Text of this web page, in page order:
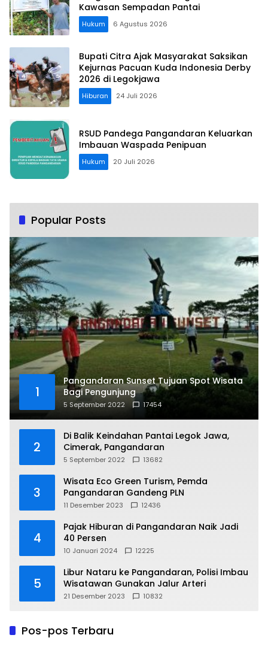
Kawasan Sempadan Pantai
Hukum 6 Agustus 2026
Bupati Citra Ajak Masyarakat Saksikan
Kejurnas Pacuan Kuda Indonesia Derby
2026 di Legokjawa
Hiburan 24 Juli 2026
RSUD Pandega Pangandaran Keluarkan
Imbauan Waspada Penipuan
Hukum 20 Juli 2026
Popular Posts
1
Pangandaran Sunset Tujuan Spot Wisata
Bagi Pengunjung
5 September 2022 17454
2
Di Balik Keindahan Pantai Legok Jawa,
Cimerak, Pangandaran
5 September 2022 13682
3
Wisata Eco Green Turism, Pemda
Pangandaran Gandeng PLN
11 Desember 2023 12436
4
Pajak Hiburan di Pangandaran Naik Jadi
40 Persen
10 Januari 2024 12225
5
Libur Nataru ke Pangandaran, Polisi Imbau
Wisatawan Gunakan Jalur Arteri
21 Desember 2023 10832
Pos-pos Terbaru